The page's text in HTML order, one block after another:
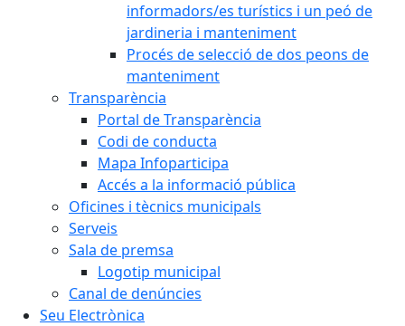
informadors/es turístics i un peó de
jardineria i manteniment
Procés de selecció de dos peons de
manteniment
Transparència
Portal de Transparència
Codi de conducta
Mapa Infoparticipa
Accés a la informació pública
Oficines i tècnics municipals
Serveis
Sala de premsa
Logotip municipal
Canal de denúncies
Seu Electrònica